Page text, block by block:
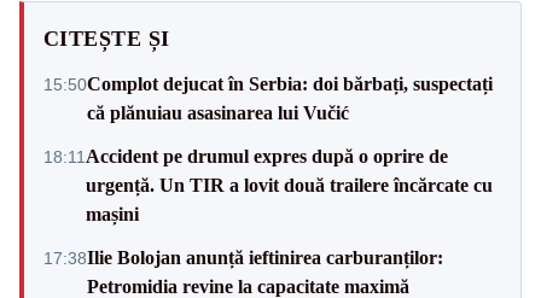
CITEȘTE ȘI
15:50Complot dejucat în Serbia: doi bărbați, suspectați
că plănuiau asasinarea lui Vučić
18:11 Accident pe drumul expres după o oprire de
urgență. Un TIR a lovit două trailere încărcate cu
mașini
17:38Ilie Bolojan anunță ieftinirea carburanților:
Petromidia revine la capacitate maximă